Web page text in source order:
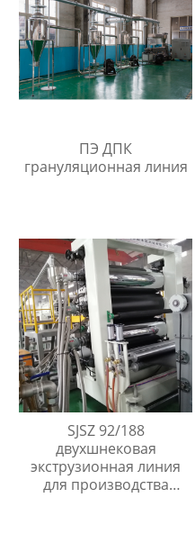
ПЭ ДПК
грануляционная линия
SJSZ 92/188
двухшнековая
экструзионная линия
для производства